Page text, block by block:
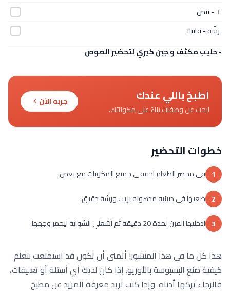
3- بيض
رشّة- فانيلا
- حليب مكثف و جبن كيري لتحضير الصوص
اطبخ باللي عندك
ابحث عن وصفات بناءً على مكوناتك.
جربه الآن
خطوات التحضير
1 في محضر الطعام اخفقي جميع المكونات مع بعض.
2 ضعيها في صينيه مدهونه بزيت ورشة دقيق.
3 ادخليها الفرن لمدة 20 دقيقة ثم اشعلي الشواية ليحمر وجهها.
هذا كل ما في هذا المنشور! أتمنى أن تكون قد استمتعت بتعلم
كيفية صنع البسبوسة بالأوريو. إذا كان لديك أي أسئلة أو تعليقات،
فالرجاء تركها أدناه. وإذا كنت تريد معرفة المزيد عن مطبخ